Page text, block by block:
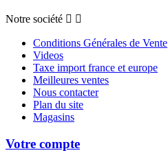
Notre société  
Conditions Générales de Vente
Videos
Taxe import france et europe
Meilleures ventes
Nous contacter
Plan du site
Magasins
Votre compte